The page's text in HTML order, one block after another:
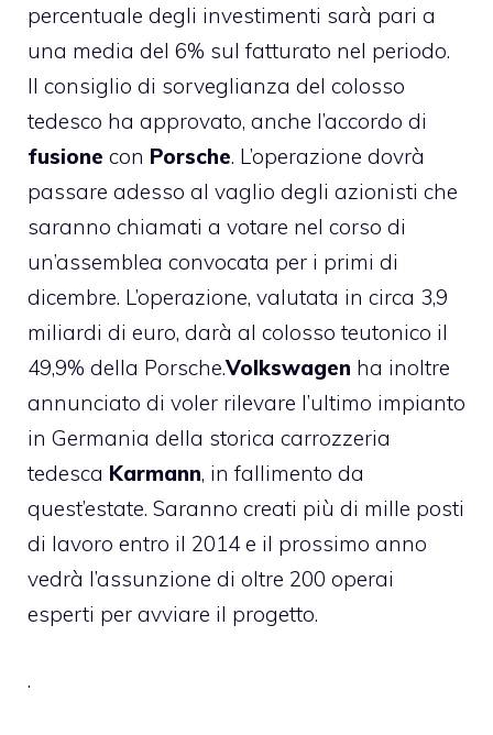
percentuale degli investimenti sarà pari a
una media del 6% sul fatturato nel periodo.
Il consiglio di sorveglianza del colosso
tedesco ha approvato, anche l’accordo di
fusione con Porsche. L’operazione dovrà
passare adesso al vaglio degli azionisti che
saranno chiamati a votare nel corso di
un’assemblea convocata per i primi di
dicembre. L’operazione, valutata in circa 3,9
miliardi di euro, darà al colosso teutonico il
49,9% della Porsche.Volkswagen ha inoltre
annunciato di voler rilevare l’ultimo impianto
in Germania della storica carrozzeria
tedesca Karmann, in fallimento da
quest’estate. Saranno creati più di mille posti
di lavoro entro il 2014 e il prossimo anno
vedrà l’assunzione di oltre 200 operai
esperti per avviare il progetto.
.